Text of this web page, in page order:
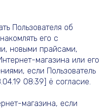
Пользователя об
его с
новыми прайсами,
магазина или его
если Пользователь
08:39] ё согласие.
магазина, если